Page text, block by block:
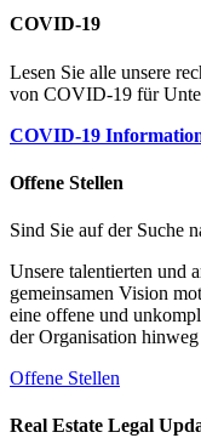
COVID-19
Lesen Sie alle unsere
von COVID-19 für
COVID-19
Offene Stellen
Sind Sie auf der Suche
Unsere talentierten und
gemeinsamen Vision
eine offene und
der Organisation
Offene Stellen
Real Estate Legal